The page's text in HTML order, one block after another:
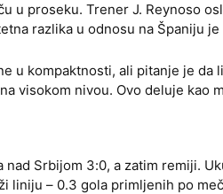
u proseku. Trener J. Reynoso
razlika u odnosu na Španiju je
u kompaktnosti, ali pitanje je da
visokom nivou. Ovo deluje kao
nad Srbijom 3:0, a zatim remiji.
liniju – 0.3 gola primljenih po